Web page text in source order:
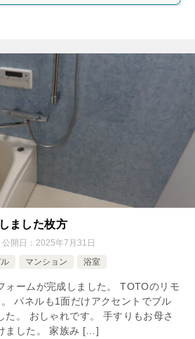
ました枚方
公開日： 2025年7月31日
マンション 浴室
ォームが完成しました。 TOTOのリモ
パネルも1面だけアクセントでブル
た。 おしゃれです。 手すりもお母さ
ました。 家族み […]